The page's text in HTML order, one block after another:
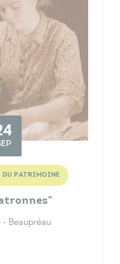
DU PATRIMOINE
Beaupréau